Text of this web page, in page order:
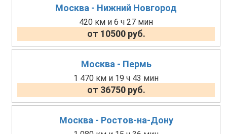
Москва - Нижний Новгород
420 км и 6 ч 27 мин
от 10500 руб.
Москва - Пермь
1 470 км и 19 ч 43 мин
от 36750 руб.
Москва - Ростов-на-Дону